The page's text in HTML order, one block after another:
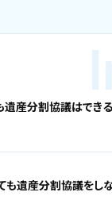
遺産分割協議はでき
も遺産分割協議をし